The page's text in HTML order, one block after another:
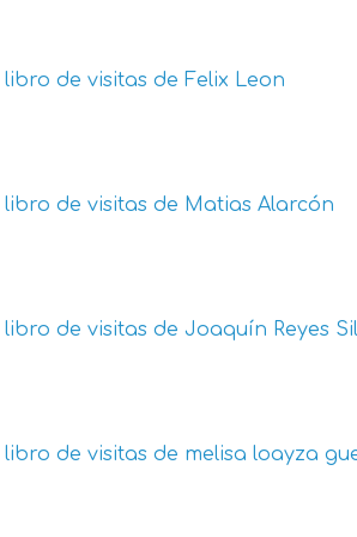
libro de visitas de Felix Leon
libro de visitas de Matias Alarcón
libro de visitas de Joaquín Reyes
libro de visitas de melisa loayza